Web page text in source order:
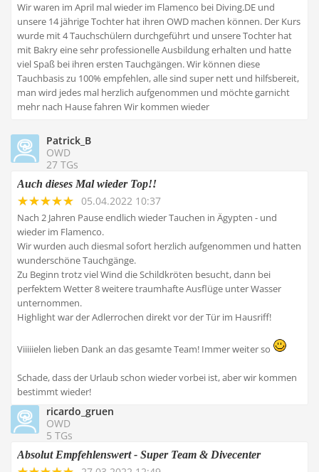
Wir waren im April mal wieder im Flamenco bei Diving.DE und
unsere 14 jährige Tochter hat ihren OWD machen können. Der Kurs
wurde mit 4 Tauchschülern durchgeführt und unsere Tochter hat
mit Bakry eine sehr professionelle Ausbildung erhalten und hatte
viel Spaß bei ihren ersten Tauchgängen. Wir können diese
Tauchbasis zu 100% empfehlen, alle sind super nett und hilfsbereit,
man wird jedes mal herzlich aufgenommen und möchte garnicht
mehr nach Hause fahren Wir kommen wieder
Patrick_B
OWD
27 TGs
Auch dieses Mal wieder Top!!
05.04.2022 10:37
Nach 2 Jahren Pause endlich wieder Tauchen in Ägypten - und
wieder im Flamenco.
Wir wurden auch diesmal sofort herzlich aufgenommen und hatten
wunderschöne Tauchgänge.
Zu Beginn trotz viel Wind die Schildkröten besucht, dann bei
perfektem Wetter 8 weitere traumhafte Ausflüge unter Wasser
unternommen.
Highlight war der Adlerrochen direkt vor der Tür im Hausriff!
Viiiiielen lieben Dank an das gesamte Team! Immer weiter so
Schade, dass der Urlaub schon wieder vorbei ist, aber wir kommen
bestimmt wieder!
ricardo_gruen
OWD
5 TGs
Absolut Empfehlenswert - Super Team & Divecenter